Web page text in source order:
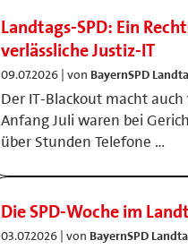
Landtags-SPD: Ein
verlässliche Justiz-IT
09.07.2026 | von BayernSPD
Der IT-Blackout macht
Anfang Juli waren bei
über Stunden Telefone …
Die SPD-Woche im
03.07.2026 | von BayernSPD